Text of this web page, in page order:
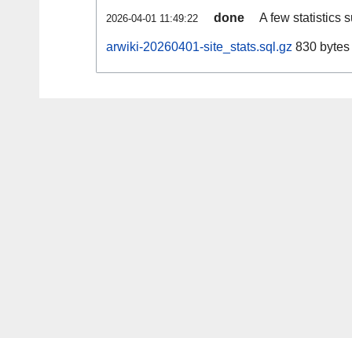
2026-04-01 11:49:22 done A few statistics
arwiki-20260401-site_stats.sql.gz 830 bytes